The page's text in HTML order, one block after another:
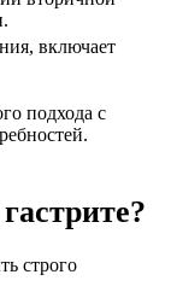
включает
подхода с
строго